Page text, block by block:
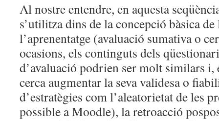
Al nostre entendre, en aquesta
s’utilitza dins de la concepció bàsica de
l’aprenentatge (avaluació sumativa o
ocasions, els continguts dels
d’avaluació podrien ser molt similars i,
cerca augmentar la seva validesa o
d’estratègies com l’aleatorietat de les
possible a Moodle), la retroacció